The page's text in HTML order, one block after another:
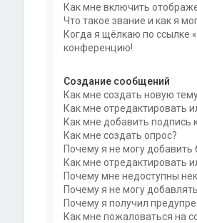
Как мне включить
Что такое звание и как я
Когда я щёлкаю по ссылке
конференцию!
Создание сообщений
Как мне создать новую
Как мне отредактировать
Как мне добавить подпись
Как мне создать опрос?
Почему я не могу
Как мне отредактировать
Почему мне недоступны
Почему я не могу
Почему я получил
Как мне пожаловаться на